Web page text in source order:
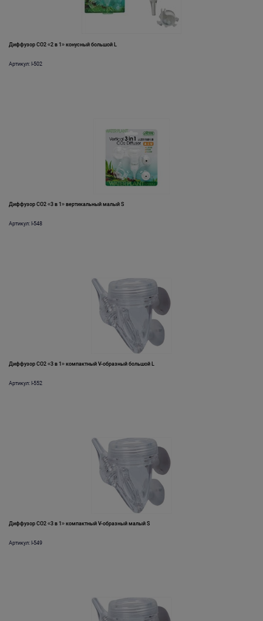
Диффузор СО2 «2 в 1» конусный большой L
Артикул: I-502
Диффузор СО2 «3 в 1» вертикальный малый S
Артикул: I-548
Диффузор СО2 «3 в 1» компактный V-образный большой L
Артикул: I-552
Диффузор СО2 «3 в 1» компактный V-образный малый S
Артикул: I-549